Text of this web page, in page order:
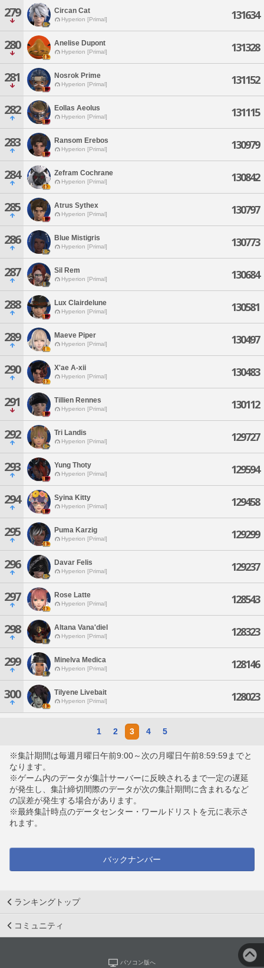
279 Circan Cat
Hyperion [Primal] 131634
280 Anelise Dupont
Hyperion [Primal] 131328
281 Nosrok Prime
Hyperion [Primal] 131152
282 Eollas Aeolus
Hyperion [Primal] 131115
283 Ransom Erebos
Hyperion [Primal] 130979
284 Zefram Cochrane
Hyperion [Primal] 130842
285 Atrus Sythex
Hyperion [Primal] 130797
286 Blue Mistigris
Hyperion [Primal] 130773
287 Sil Rem
Hyperion [Primal] 130684
288 Lux Clairdelune
Hyperion [Primal] 130581
289 Maeve Piper
Hyperion [Primal] 130497
290 X'ae A-xii
Hyperion [Primal] 130483
291 Tillien Rennes
Hyperion [Primal] 130112
292 Tri Landis
Hyperion [Primal] 129727
293 Yung Thoty
Hyperion [Primal] 129594
294 Syina Kitty
Hyperion [Primal] 129458
295 Puma Karzig
Hyperion [Primal] 129299
296 Davar Felis
Hyperion [Primal] 129237
297 Rose Latte
Hyperion [Primal] 128543
298 Altana Vana'diel
Hyperion [Primal] 128323
299 Minelva Medica
Hyperion [Primal] 128146
300 Tilyene Livebait
Hyperion [Primal] 128023
1 2 3 4 5
※集計期間は毎週月曜日午前9:00～次の月曜日午前8:59:59までと
なります。
※ゲーム内のデータが集計サーバーに反映されるまで一定の遅延
が発生し、集計締切間際のデータが次の集計期間に含まれるなど
の誤差が発生する場合があります。
※最終集計時点のデータセンター・ワールドリストを元に表示さ
れます。
バックナンバー
ランキングトップ
コミュニティ
パソコン版へ